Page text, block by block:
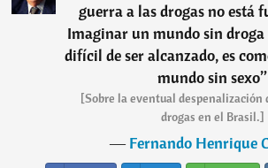
guerra a las drogas no está
Imaginar un mundo sin droga
difícil de ser alcanzado, es
mundo sin sexo”
[Sobre la eventual despenalización
drogas en el Brasil.]
―Fernando Henrique